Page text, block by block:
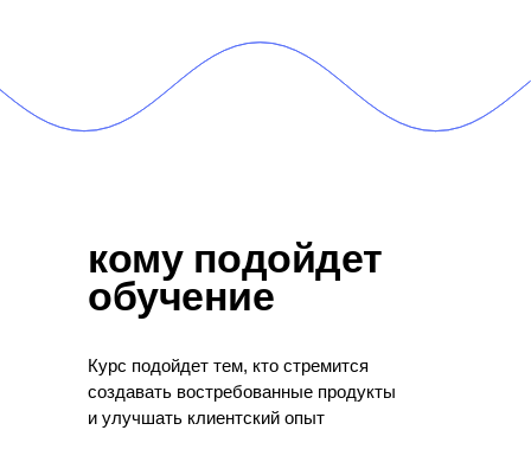
Курс подойдет тем, кто стремится
создавать востребованные продукты
и улучшать клиентский опыт
кому подойдет
обучение